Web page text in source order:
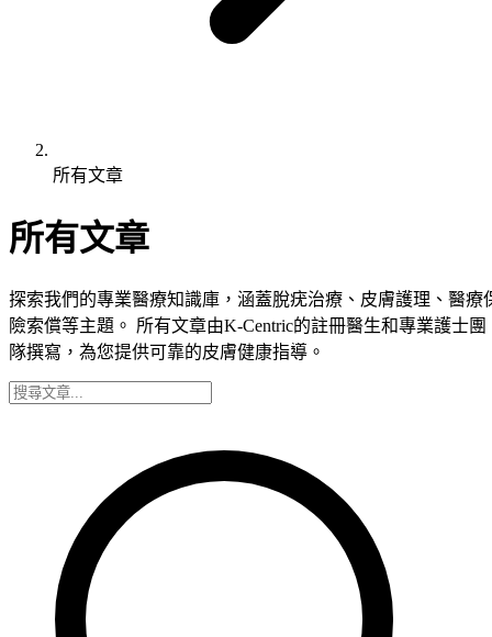
所有文章
所有文章
探索我們的專業醫療知識庫，涵蓋脫疣治療、皮膚護理、醫療
險索償等主題。 所有文章由K-Centric的註冊醫生和專業護士團
隊撰寫，為您提供可靠的皮膚健康指導。